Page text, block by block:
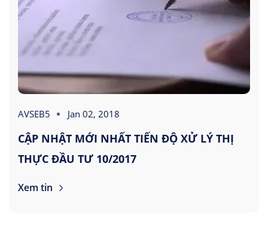
AVSEB5 Jan 02, 2018
CẬP NHẬT MỚI NHẤT TIẾN ĐỘ XỬ LÝ THỊ
THỰC ĐẦU TƯ 10/2017
Xem tin